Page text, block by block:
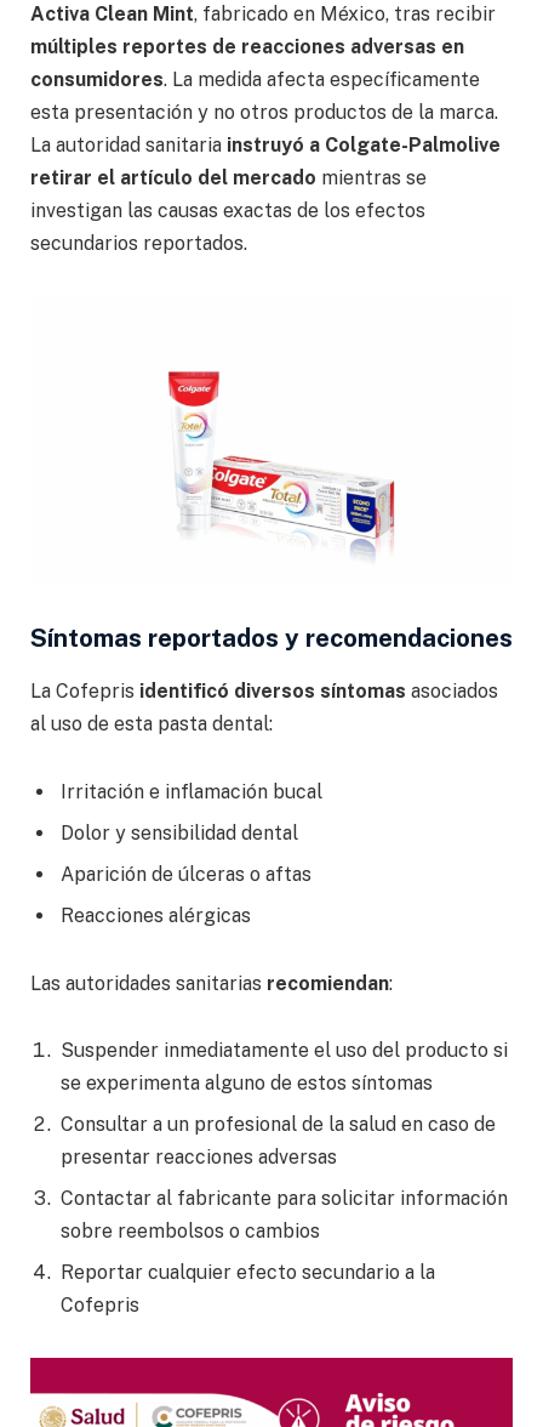
Activa Clean Mint, fabricado en México, tras recibir
múltiples reportes de reacciones adversas en
consumidores. La medida afecta específicamente
esta presentación y no otros productos de la marca.
La autoridad sanitaria instruyó a Colgate-Palmolive
retirar el artículo del mercado mientras se
investigan las causas exactas de los efectos
secundarios reportados.
Síntomas reportados y recomendaciones
La Cofepris identificó diversos síntomas asociados
al uso de esta pasta dental:
Irritación e inflamación bucal
Dolor y sensibilidad dental
Aparición de úlceras o aftas
Reacciones alérgicas
Las autoridades sanitarias recomiendan:
Suspender inmediatamente el uso del producto si
se experimenta alguno de estos síntomas
Consultar a un profesional de la salud en caso de
presentar reacciones adversas
Contactar al fabricante para solicitar información
sobre reembolsos o cambios
Reportar cualquier efecto secundario a la
Cofepris